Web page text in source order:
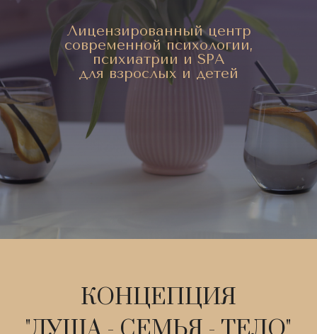
Лицензированный центр
современной психологии,
психиатрии и SPA
для взрослых и детей
КОНЦЕПЦИЯ